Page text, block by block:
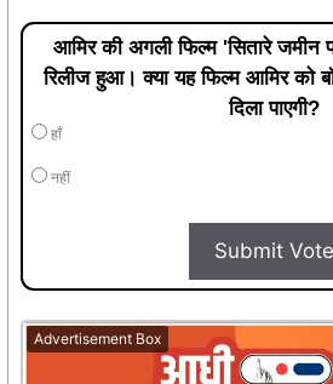
आमिर की अगली फिल्म 'सितारे जमीन
रिलीज हुआ। क्या यह फिल्म आमिर को
दिला पाएगी?
हाँ
नहीं
Submit Vote
Advertisement Box